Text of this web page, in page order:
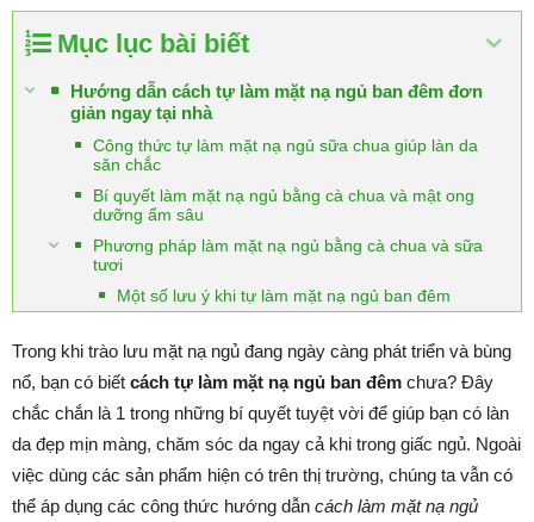
Mục lục bài biết
Hướng dẫn cách tự làm mặt nạ ngủ ban đêm đơn
giản ngay tại nhà
Công thức tự làm mặt nạ ngủ sữa chua giúp làn da
săn chắc
Bí quyết làm mặt nạ ngủ bằng cà chua và mật ong
dưỡng ẩm sâu
Phương pháp làm mặt nạ ngủ bằng cà chua và sữa
tươi
Một số lưu ý khi tự làm mặt nạ ngủ ban đêm
Trong khi trào lưu mặt nạ ngủ đang ngày càng phát triển và bùng
nổ, bạn có biết cách tự làm mặt nạ ngủ ban đêm chưa? Đây
chắc chắn là 1 trong những bí quyết tuyệt vời để giúp bạn có làn
da đẹp mịn màng, chăm sóc da ngay cả khi trong giấc ngủ. Ngoài
việc dùng các sản phẩm hiện có trên thị trường, chúng ta vẫn có
thể áp dụng các công thức hướng dẫn cách làm mặt nạ ngủ